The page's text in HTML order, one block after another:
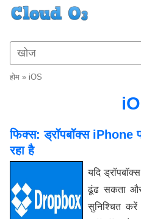
होम » iOS
फिक्स: ड्रॉपबॉक्स iPhone
रहा है
यदि
ढूंढ सकता
सुनिश्चित